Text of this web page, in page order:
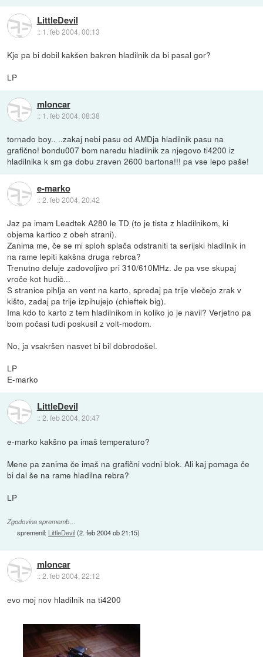
LittleDevil
:: 1. feb 2004, 00:13
Kje pa bi dobil kakšen bakren hladilnik da bi pasal gor?
LP
mloncar
:: 1. feb 2004, 08:38
tornado boy.. ..zakaj nebi pasu od AMDja hladilnik pasu na
grafično! bondu007 bom naredu hladilnik za njegovo ti4200 iz
hladilnika k sm ga dobu zraven 2600 bartona!!! pa vse lepo paše!
e-marko
::2. feb 2004, 20:42
Jaz pa imam Leadtek A280 le TD (to je tista z hladilnikom, ki
objema kartico z obeh strani).
Zanima me, če se mi sploh splača odstraniti ta serijski hladilnik in
na rame lepiti kakšna druga rebrca?
Trenutno deluje zadovoljivo pri 310/610MHz. Je pa vse skupaj
vroče kot hudič...
S stranice pihlja en vent na karto, spredaj pa trije vlečejo zrak v
kišto, zadaj pa trije izpihujejo (chieftek big).
Ima kdo to karto z tem hladilnikom in koliko jo je navil? Verjetno pa
bom počasi tudi poskusil z volt-modom.
No, ja vsakršen nasvet bi bil dobrodošel.
LP
E-marko
LittleDevil
::2. feb 2004, 20:47
e-marko kakšno pa imaš temperaturo?
Mene pa zanima če imaš na grafični vodni blok. Ali kaj pomaga če
bi dal še na rame hladilna rebra?
LP
Zgodovina sprememb…
spremenil: LittleDevil(2. feb 2004 ob 21:15)
mloncar
::2. feb 2004, 22:12
evo moj nov hladilnik na ti4200